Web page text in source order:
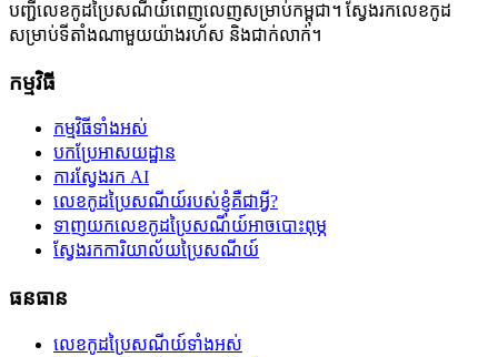
បញ្ជីលេខកូដប្រៃសណីយ៍ពេញលេញសម្រាប់កម្ពុជា។ ស្វែងរកលេខកូដ
សម្រាប់ទីតាំងណាមួយយ៉ាងរហ័ស និងជាក់លាក់។
កម្មវិធី
កម្មវិធីទាំងអស់
បកប្រែអាសយដ្ឋាន
ការស្វែងរក AI
លេខកូដប្រៃសណីយ៍របស់ខ្ញុំគឺជាអ្វី?
ទាញយកលេខកូដប្រៃសណីយ៍អាចបោះពុម្ភ
ស្វែងរកការិយាល័យប្រៃសណីយ៍
ធនធាន
លេខកូដប្រៃសណីយ៍ទាំងអស់